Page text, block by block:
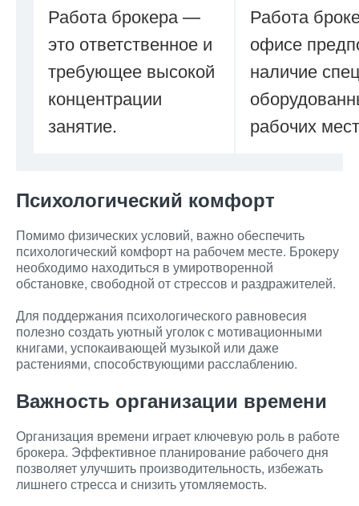
Работа брокера —
это ответственное и
требующее высокой
концентрации
занятие.
Работа
офисе
наличие
рабочих
Психологический комфорт
Помимо физических условий, важно обеспечить
психологический комфорт на рабочем месте. Брокеру
необходимо находиться в умиротворенной
обстановке, свободной от стрессов и раздражителей.
Для поддержания психологического равновесия
полезно создать уютный уголок с мотивационными
книгами, успокаивающей музыкой или даже
растениями, способствующими расслаблению.
Важность организации времени
Организация времени играет ключевую роль в работе
брокера. Эффективное планирование рабочего дня
позволяет улучшить производительность, избежать
лишнего стресса и снизить утомляемость.